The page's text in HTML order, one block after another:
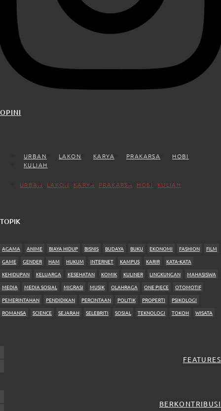
OPINI
URBAN LAKON KARYA PRAKARSA
HOBI
KULIAH
URBAN LAKON KARYA PRAKARSA HOBI KULIAH
TOPIK
AGAMA ANIME BIAYA HIDUP BISNIS BUDAYA BUKU EKONOMI FASHION
FILM
GAME
GENDER HAM HUKUM INTERNET KAMPUS KARIR
KATA-KATA
KEHIDUPAN
KELUARGA KESEHATAN KOMIK KULINER LINGKUNGAN
MAHASISWA
MEDIA
MEDIA SOSIAL MIGRASI MUSIK OLAHRAGA ONE PIECE
OTOMOTIF
PEMERINTAHAN
PENDIDIKAN PERCINTAAN POLITIK PROPERTI
PSIKOLOGI
ROMANSA
SCIENCE SEJARAH SELEBRITI SOSIAL TEKNOLOGI TOKOH WISATA
FEATURES
BERKONTRIBUSI